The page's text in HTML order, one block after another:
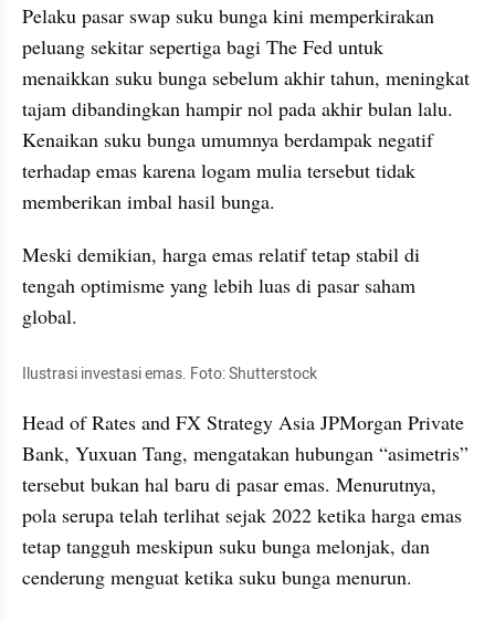
Pelaku pasar swap suku bunga kini memperkirakan
peluang sekitar sepertiga bagi The Fed untuk
menaikkan suku bunga sebelum akhir tahun, meningkat
tajam dibandingkan hampir nol pada akhir bulan lalu.
Kenaikan suku bunga umumnya berdampak negatif
terhadap emas karena logam mulia tersebut tidak
memberikan imbal hasil bunga.
Meski demikian, harga emas relatif tetap stabil di
tengah optimisme yang lebih luas di pasar saham
global.
Ilustrasi investasi emas. Foto: Shutterstock
Head of Rates and FX Strategy Asia JPMorgan Private
Bank, Yuxuan Tang, mengatakan hubungan “asimetris”
tersebut bukan hal baru di pasar emas. Menurutnya,
pola serupa telah terlihat sejak 2022 ketika harga emas
tetap tangguh meskipun suku bunga melonjak, dan
cenderung menguat ketika suku bunga menurun.